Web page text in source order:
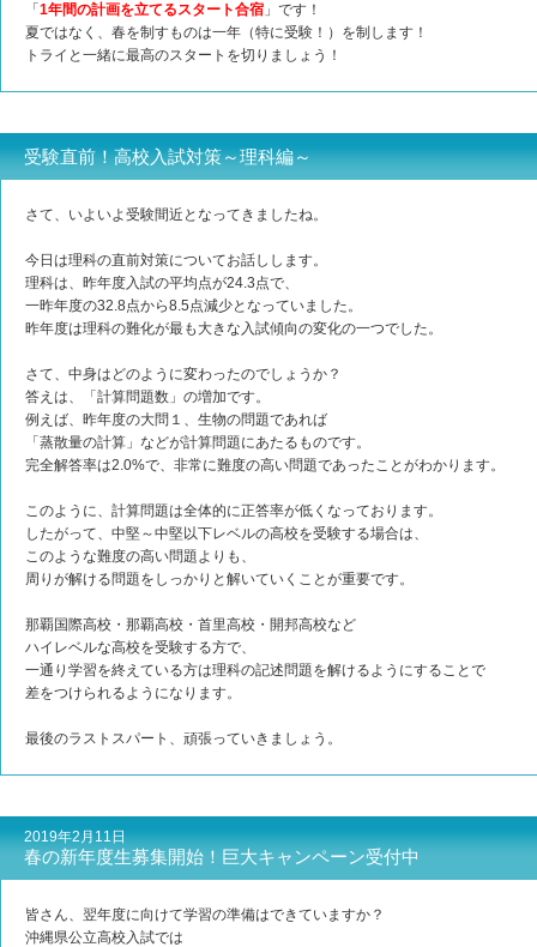
「 1年間の計画を立てるスタート合宿 」です！
夏ではなく、春を制すものは一年（特に受験！）を制します！
トライと一緒に最高のスタートを切りましょう！
受験直前！高校入試対策～理科編～
さて、いよいよ受験間近となってきましたね。
今日は理科の直前対策についてお話しします。
理科は、昨年度入試の平均点が24.3点で、
一昨年度の32.8点から8.5点減少となっていました。
昨年度は理科の難化が最も大きな入試傾向の変化の一つでした。
さて、中身はどのように変わったのでしょうか？
答えは、「計算問題数」の増加です。
例えば、昨年度の大問１、生物の問題であれば
「蒸散量の計算」などが計算問題にあたるものです。
完全解答率は2.0%で、非常に難度の高い問題であったことがわかります。
このように、計算問題は全体的に正答率が低くなっております。
したがって、中堅～中堅以下レベルの高校を受験する場合は、
このような難度の高い問題よりも、
周りが解ける問題をしっかりと解いていくことが重要です。
那覇国際高校・那覇高校・首里高校・開邦高校など
ハイレベルな高校を受験する方で、
一通り学習を終えている方は理科の記述問題を解けるようにすることで
差をつけられるようになります。
最後のラストスパート、頑張っていきましょう。
2019年2月11日
春の新年度生募集開始！巨大キャンペーン受付中
皆さん、翌年度に向けて学習の準備はできていますか？
沖縄県公立高校入試では